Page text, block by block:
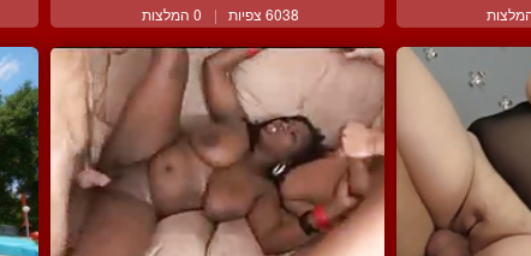
6038 צפיות | 0 המלצות